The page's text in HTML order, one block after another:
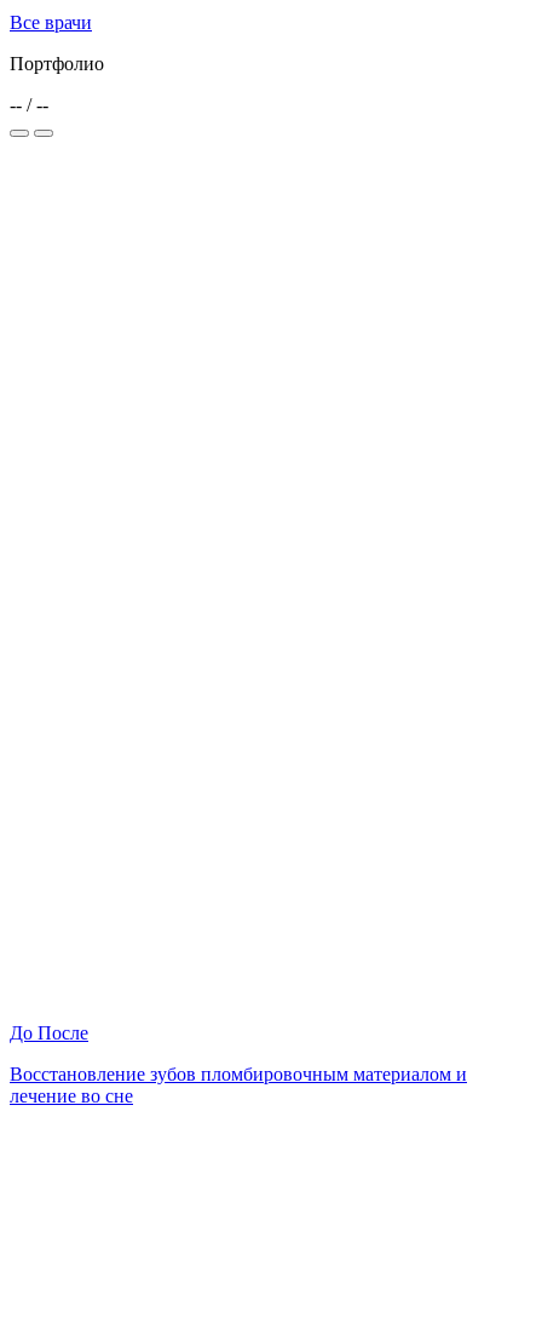
Все врачи
Портфолио
-- / --
До После
Восстановление зубов пломбировочным материалом и
лечение во сне